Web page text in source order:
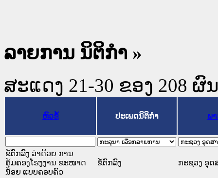
ລາຍການ ນິຕິກໍາ »
ສະແດງ 21-30 ຂອງ 208 ຜົ
ຫົວຂໍ້ ປະເພດນິຕິກຳ ພ
ຂໍ້ຕົກລົງ ວ່າດ້ວຍ ການ
ຄຸ້ມຄອງໂຮງງານ ຂະໜາດ
ນ້ອຍ ແບບຄອບຄົວ
ຂໍ້ຕົກລົງ ກະຊວງ ອຸດ